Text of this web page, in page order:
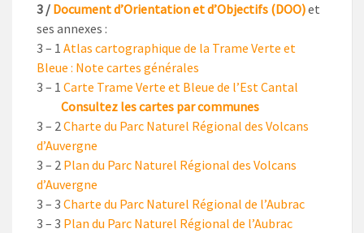
3 / Document d’Orientation et d’Objectifs (DOO)et
ses annexes :
3 – 1 Atlas cartographique de la Trame Verte et
Bleue : Note cartes générales
3 – 1 Carte Trame Verte et Bleue de l’Est Cantal
Consultez les cartes par communes
3 – 2Charte du Parc Naturel Régional des Volcans
d’Auvergne
3 – 2 Plan du Parc Naturel Régional des Volcans
d’Auvergne
3 – 3 Charte du Parc Naturel Régional de l’Aubrac
3 – 3 Plan du Parc Naturel Régional de l’Aubrac